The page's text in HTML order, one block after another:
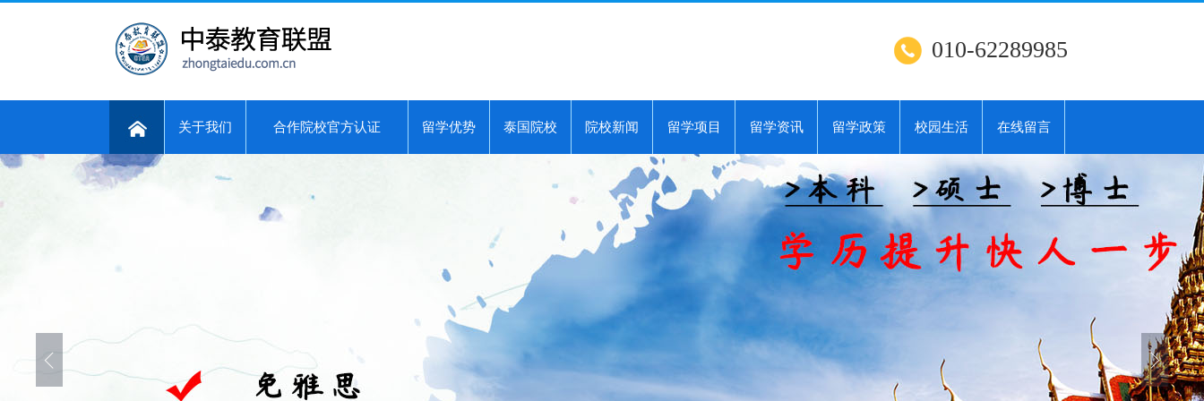
010-62289985
关于我们 合作院校官方认证 留学优势 泰国院校 院校新闻 留学项目 留学资讯 留学政策 校园生活 在线留言